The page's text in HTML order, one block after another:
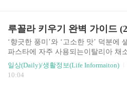
게 정리해드릴게요. ✅ 교통사고 꿈,
의미일까?❌ 꼭 그렇지는 않습니다!교
대체로▶ 삶의 방향에 대한 경고▶ 무
안▶ 급격한 변화, 충돌, 방해 요소에
상징하는 경우가 많아요.오히려 위기
‘향긋한 풍미’와 ‘고소한 맛’ 덕분에
파스타에 자주 사용되는이탈리아 채
ola)!마트에서는 가격이 은근 비싸지
내에서도 누구나 쉽게 키울 수 있는
일상(Daily)/생활정보(Life Informaiton)
10:04